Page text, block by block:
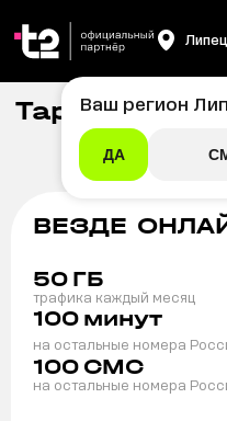
Главная Мобильная связь
Тарифы на
t2 в
ВЕЗДЕ
50 ГБ
трафика каждый месяц
100 минут
на остальные номера
100 СМС
на остальные номера
Ваш регион
ДА